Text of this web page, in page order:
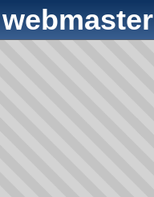
webmaster